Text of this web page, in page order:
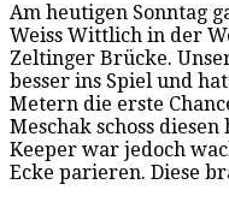
Am heutigen Sonntag
Weiss Wittlich in der
Zeltinger Brücke.
besser ins Spiel und
Metern die erste
Meschak schoss
Keeper war jedoch
Ecke parieren. Diese